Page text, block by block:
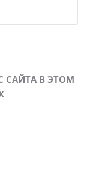
САЙТА В ЭТОМ